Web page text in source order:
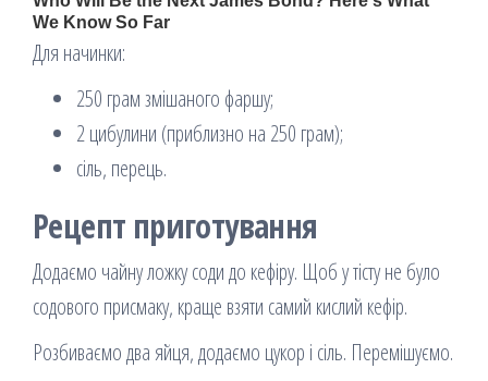
Для начинки:
250 грам змішаного фаршу;
2 цибулини (приблизно на 250 грам);
сіль, перець.
Рецепт приготування
Додаємо чайну ложку соди до кефіру. Щоб у тісту не було
содового присмаку, краще взяти самий кислий кефір.
Розбиваємо два яйця, додаємо цукор і сіль. Перемішуємо.